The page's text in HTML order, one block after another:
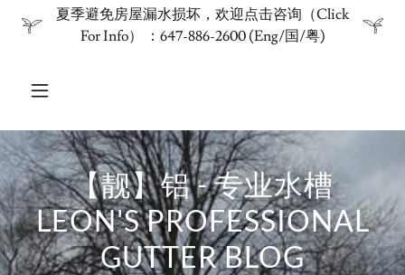
夏季避免房屋漏水损坏，欢迎点击咨询（Click
For Info） ：647-886-2600 (Eng/国/粤)
【靓】铝 - 专业水槽
LEON'S PROFESSIONAL
GUTTER BLOG